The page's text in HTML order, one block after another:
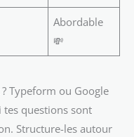
Abordable
💸
Typeform ou Google
tes questions sont
Structure-les autour